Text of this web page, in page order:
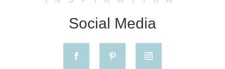
Social Media